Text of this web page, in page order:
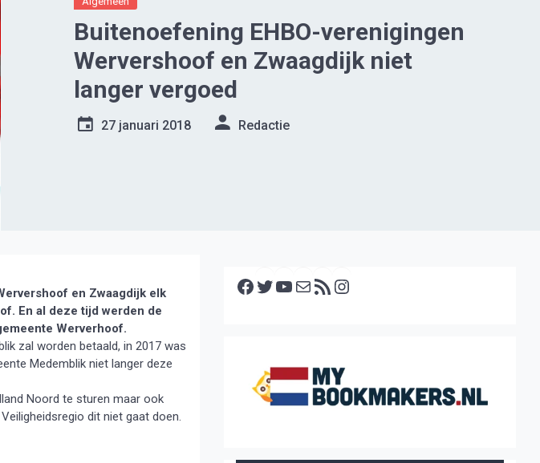
Buitenoefening EHBO-verenigingen
Wervershoof en Zwaagdijk niet
langer vergoed
27 januari 2018 Redactie
en Zwaagdijk elk
En al deze tijd werden de
Werverhoof.
zal worden betaald, in 2017 was
Medemblik niet langer deze
Noord te sturen maar ook
dit niet gaat doen.
Facebook Twitter YouTube E-mail RSS feed